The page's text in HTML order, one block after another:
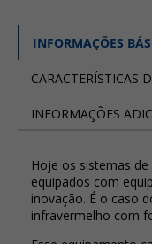
INFORMAÇÕES
CARACTERÍSTICAS
INFORMAÇÕES
Hoje os sistemas
equipados com
inovação. É o caso
infravermelho com